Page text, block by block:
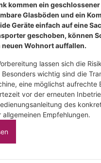
kommen ein
Glasböden und ein
Geräte einfach auf eine
geschoben, können
neuen Wohnort auffallen.
lassen sich die
Besonders wichtig sind die
eine möglichst aufrechte
vor der erneuten
des
allgemeinen Empfehlungen.